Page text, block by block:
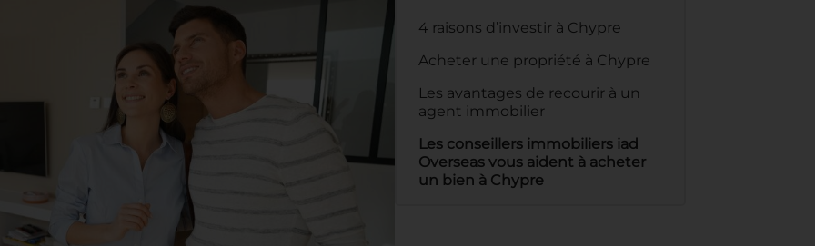
4 raisons d’investir à Chypre
Acheter une propriété à Chypre
Les avantages de recourir à un
agent immobilier
Les conseillers immobiliers iad
Overseas vous aident à acheter
un bien à Chypre